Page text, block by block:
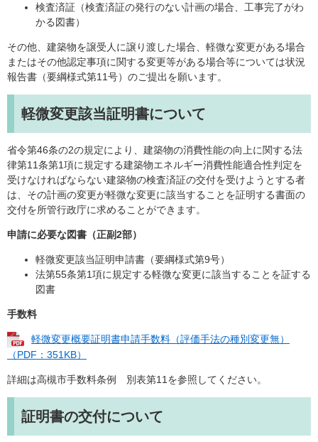
検査済証（検査済証の発行のない計画の場合、工事完了がわ
かる図書）
その他、建築物を譲受人に譲り渡した場合、軽微な変更がある場合
またはその他認定事項に関する変更等がある場合等については状況
報告書（要綱様式第11号）のご提出を願います。
軽微変更該当証明書について
省令第46条の2の規定により、建築物の消費性能の向上に関する法
律第11条第1項に規定する建築物エネルギー消費性能適合性判定を
受けなければならない建築物の検査済証の交付を受けようとする者
は、その計画の変更が軽微な変更に該当することを証明する書面の
交付を所管行政庁に求めることができます。
申請に必要な図書（正副2部）
軽微変更該当証明申請書（要綱様式第9号）
法第55条第1項に規定する軽微な変更に該当することを証する
図書
手数料
軽微変更概要証明書申請手数料（評価手法の種別変更無）
（PDF：351KB）
詳細は高槻市手数料条例 別表第11を参照してください。
証明書の交付について